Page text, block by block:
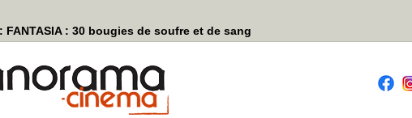
: FANTASIA : 30 bougies de soufre et de sang